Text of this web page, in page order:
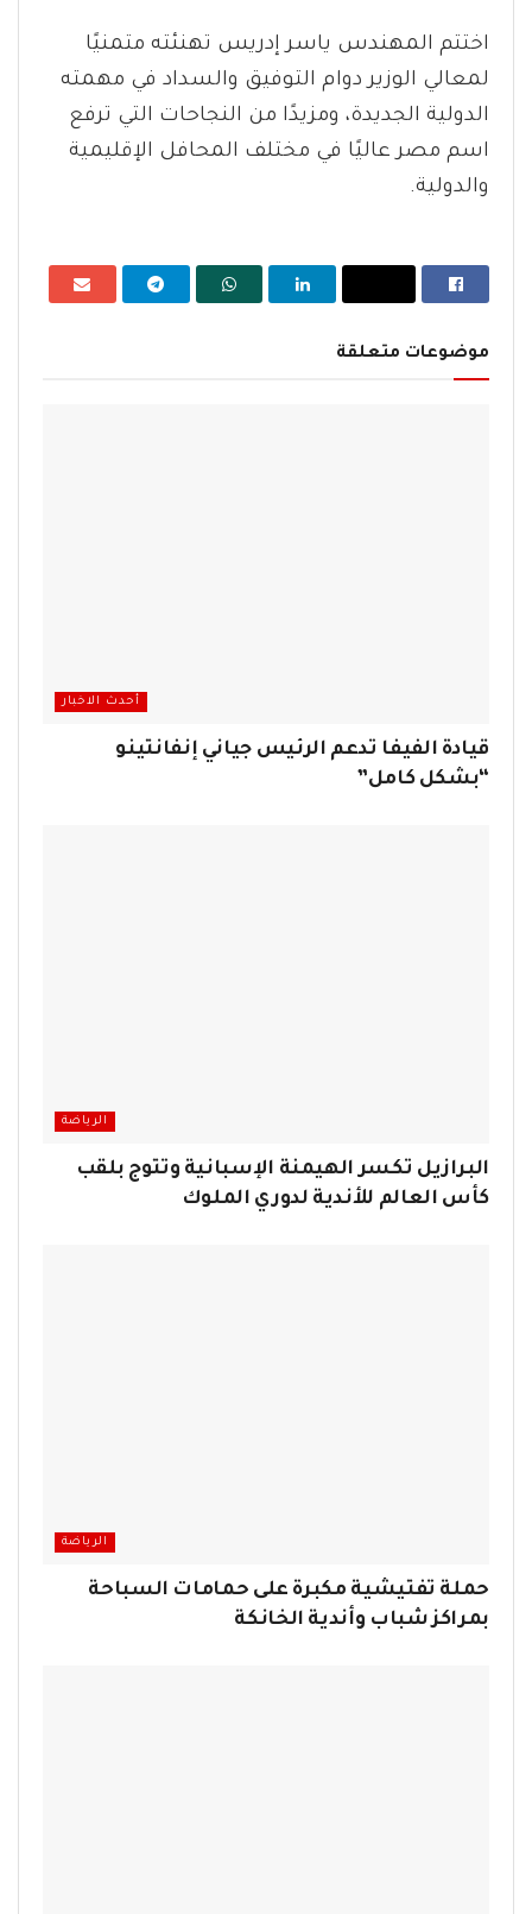
اختتم المهندس ياسر إدريس تهنئته متمنيًا
لمعالي الوزير دوام التوفيق والسداد في مهمته
الدولية الجديدة، ومزيدًا من النجاحات التي ترفع
اسم مصر عاليًا في مختلف المحافل الإقليمية
والدولية.
موضوعات متعلقة
أحدث الاخبار
قيادة الفيفا تدعم الرئيس جياني إنفانتينو
“بشكل كامل”
الرياضة
البرازيل تكسر الهيمنة الإسبانية وتتوج بلقب
كأس العالم للأندية لدوري الملوك
الرياضة
حملة تفتيشية مكبرة على حمامات السباحة
بمراكز شباب وأندية الخانكة